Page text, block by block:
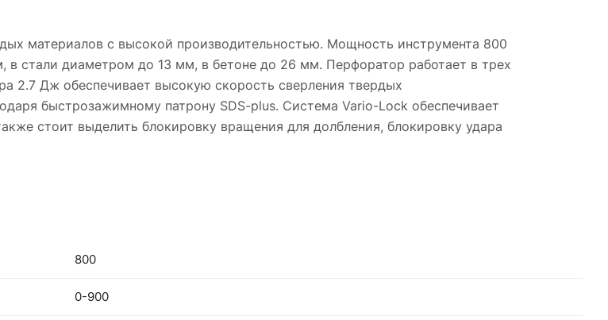
материалов с высокой производительностью. Мощность инструмента 800
в стали диаметром до 13 мм, в бетоне до 26 мм. Перфоратор работает в трех
2.7 Дж обеспечивает высокую скорость сверления твердых
быстрозажимному патрону SDS-plus. Система Vario-Lock обеспечивает
стоит выделить блокировку вращения для долбления, блокировку удара
800
0-900